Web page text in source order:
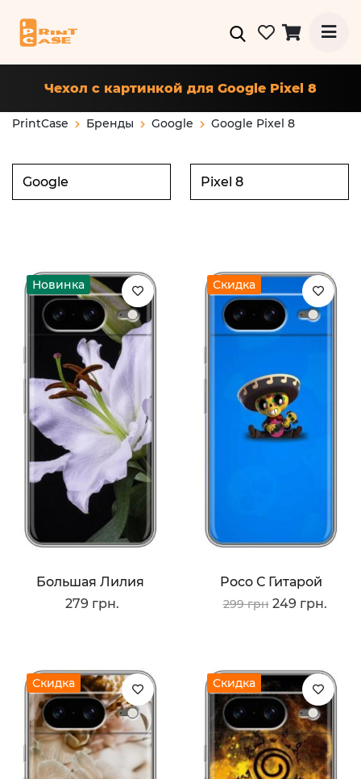
Чехол с картинкой для Google Pixel 8
PrintCase Бренды Google Google Pixel 8
Новинка
Большая Лилия
279 грн.
Скидка
Poco С Гитарой
299 грн 249 грн.
Скидка Скидка